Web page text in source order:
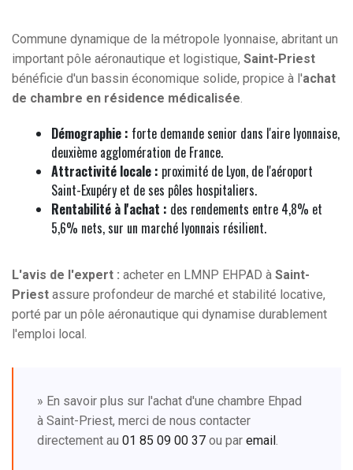
Commune dynamique de la métropole lyonnaise, abritant un
important pôle aéronautique et logistique, Saint-Priest
bénéficie d'un bassin économique solide, propice à l'achat
de chambre en résidence médicalisée
Démographie : forte demande senior dans l'aire lyonnaise,
deuxième agglomération de France.
Attractivité locale : proximité de Lyon, de l'aéroport
Saint-Exupéry et de ses pôles hospitaliers.
Rentabilité à l'achat : des rendements entre 4,8% et
5,6% nets, sur un marché lyonnais résilient.
L'avis de l'expert : acheter en LMNP EHPAD à Saint-
Priest assure profondeur de marché et stabilité locative,
porté par un pôle aéronautique qui dynamise durablement
l'emploi local.
» En savoir plus sur l'achat d'une chambre Ehpad
à Saint-Priest, merci de nous contacter
directement au 01 85 09 00 37 ou par email